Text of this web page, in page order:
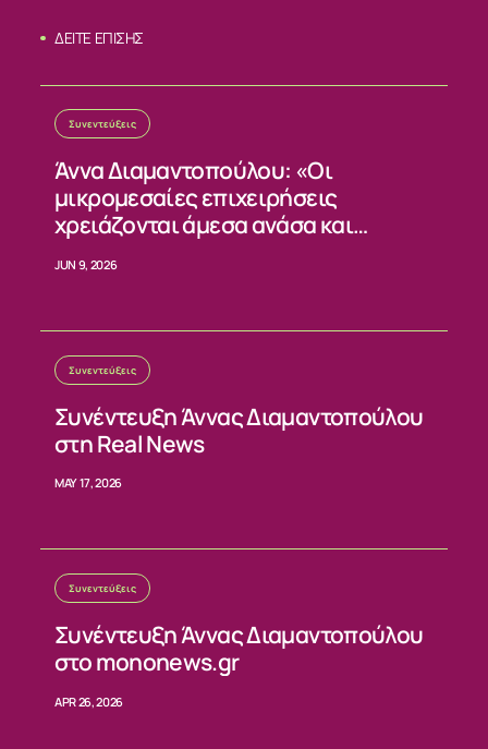
ΣΧΕΤΙΚΑ
ΝΕΑ
ΕΠΙΚΟΙΝΩΝΙΑ
ΔΕΙΤΕ ΕΠΙΣΗΣ
Συνεντεύξεις
Άννα Διαμαντοπούλου: «Οι
μικρομεσαίες επιχειρήσεις
χρειάζονται άμεσα ανάσα και
JUN 9, 2026
Συνεντεύξεις
Συνέντευξη Άννας Διαμαντοπούλου
στη Real News
MAY 17, 2026
Συνεντεύξεις
Συνέντευξη Άννας Διαμαντοπούλου
στο mononews.gr
APR 26, 2026